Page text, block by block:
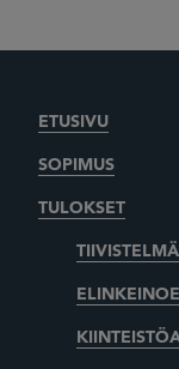
ETUSIVU
SOPIMUS
TULOKSET